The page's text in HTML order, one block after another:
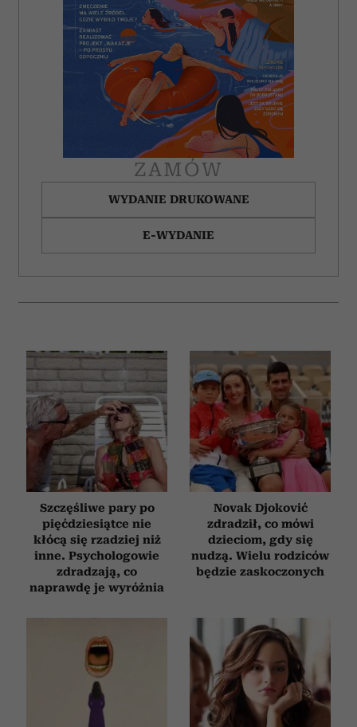
ZAMÓW
WYDANIE DRUKOWANE
E-WYDANIE
Szczęśliwe pary po
pięćdziesiątce nie
kłócą się rzadziej niż
inne. Psychologowie
zdradzają, co
naprawdę je wyróżnia
Novak Djoković
zdradził, co mówi
dzieciom, gdy się
nudzą. Wielu rodziców
będzie zaskoczonych